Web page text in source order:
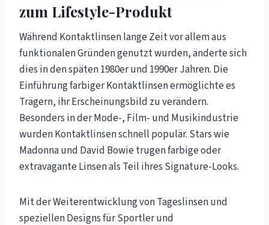
zum Lifestyle-Produkt
Während Kontaktlinsen lange Zeit vor allem aus
funktionalen Gründen genutzt wurden, änderte sich
dies in den späten 1980er und 1990er Jahren. Die
Einführung farbiger Kontaktlinsen ermöglichte es
Trägern, ihr Erscheinungsbild zu verändern.
Besonders in der Mode-, Film- und Musikindustrie
wurden Kontaktlinsen schnell populär. Stars wie
Madonna und David Bowie trugen farbige oder
extravagante Linsen als Teil ihres Signature-Looks.
Mit der Weiterentwicklung von Tageslinsen und
speziellen Designs für Sportler und